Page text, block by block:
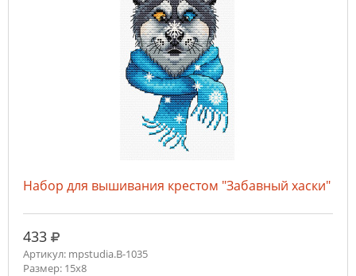
Набор для вышивания крестом "Забавный хаски"
433 руб.
Артикул: mpstudia.В-1035
Размер: 15х8